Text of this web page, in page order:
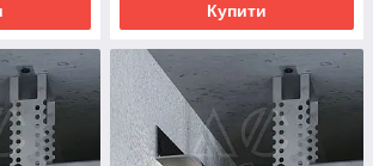
факт
каміння, наприклад,
смарагди, аквамарин –
Купити